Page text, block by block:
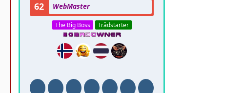
62 WebMaster
The Big Boss Trådstarter